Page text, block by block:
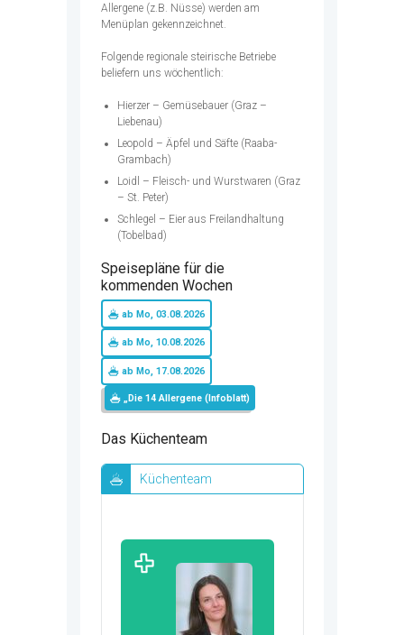
Allergene (z.B. Nüsse) werden am
Menüplan gekennzeichnet.
Folgende regionale steirische Betriebe
beliefern uns wöchentlich:
Hierzer – Gemüsebauer (Graz –
Liebenau)
Leopold – Äpfel und Säfte (Raaba-
Grambach)
Loidl – Fleisch- und Wurstwaren (Graz
– St. Peter)
Schlegel – Eier aus Freilandhaltung
(Tobelbad)
Speisepläne für die
kommenden Wochen
ab Mo, 03.08.2026
ab Mo, 10.08.2026
ab Mo, 17.08.2026
„Die 14 Allergene (Infoblatt)
Das Küchenteam
Küchenteam